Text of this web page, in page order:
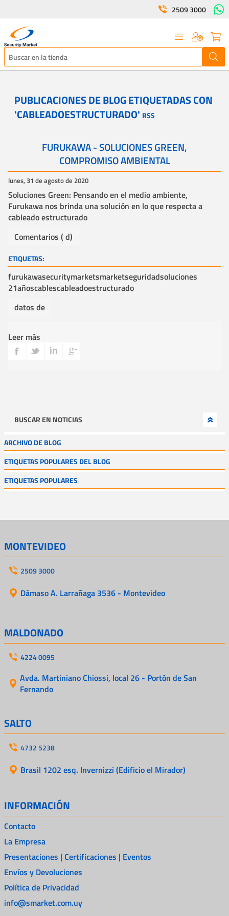
2509 3000
PUBLICACIONES DE BLOG ETIQUETADAS CON
'CABLEADOESTRUCTURADO' RSS
FURUKAWA - SOLUCIONES GREEN,
COMPROMISO AMBIENTAL
lunes, 31 de agosto de 2020
Soluciones Green: Pensando en el medio ambiente,
Furukawa nos brinda una solución en lo que respecta a
cableado estructurado
Comentarios ( d)
ETIQUETAS:
furukawasecuritymarketsmarketseguridadsoluciones
21añoscablescableadoestructurado
datos de
Leer más
BUSCAR EN NOTICIAS
ARCHIVO DE BLOG
ETIQUETAS POPULARES DEL BLOG
ETIQUETAS POPULARES
MONTEVIDEO
2509 3000
Dámaso A. Larrañaga 3536 - Montevideo
MALDONADO
4224 0095
Avda. Martiniano Chiossi, local 26 - Portón de San
Fernando
SALTO
4732 5238
Brasil 1202 esq. Invernizzi (Edificio el Mirador)
INFORMACIÓN
Contacto
La Empresa
Presentaciones | Certificaciones | Eventos
Envíos y Devoluciones
Política de Privacidad
info@smarket.com.uy